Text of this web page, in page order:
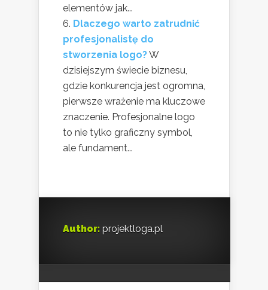
elementów jak...
Dlaczego warto zatrudnić
profesjonalistę do
stworzenia logo?W
dzisiejszym świecie biznesu,
gdzie konkurencja jest ogromna,
pierwsze wrażenie ma kluczowe
znaczenie. Profesjonalne logo
to nie tylko graficzny symbol,
ale fundament...
Author: projektloga.pl